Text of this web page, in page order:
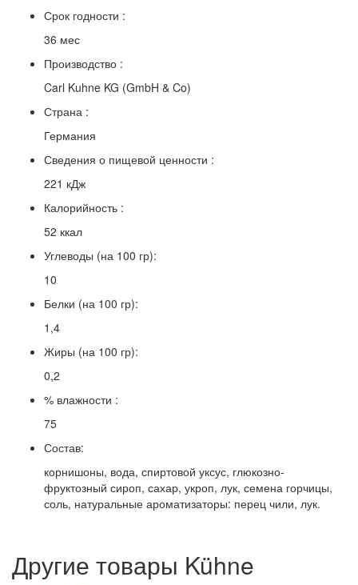
Срок годности :
36 мес
Производство :
Carl Kuhne KG (GmbH & Co)
Страна :
Германия
Сведения о пищевой ценности :
221 кДж
Калорийность :
52 ккал
Углеводы (на 100 гр):
10
Белки (на 100 гр):
1,4
Жиры (на 100 гр):
0,2
% влажности :
75
Состав:
корнишоны, вода, спиртовой уксус, глюкозно-
фруктозный сироп, сахар, укроп, лук, семена горчицы,
соль, натуральные ароматизаторы: перец чили, лук.
Другие товары Kühne